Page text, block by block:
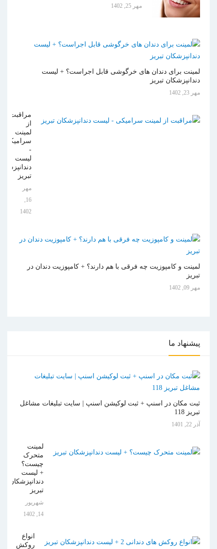
مهر 25, 1402
لمینت برای دندان های خرگوشی قابل اجراست؟ + لیست
دندانپزشکان تبریز
مهر 23, 1402
مراقبت
از
لمینت
سرامیکی
-
لیست
تبریز
مهر
1402
لمینت و کامپوزیت چه فرقی با هم دارند؟ + کامپوزیت دندان در
تبریز
مهر 09, 1402
پیشنهاد ما
ثبت مکان در اسنپ + ثبت لوکیشن اسنپ | سایت تبلیغات مشاغل
تبریز 118
آذر 22, 1401
لمینت
متحرک
چیست؟
+ لیست
دندانپزشکان
تبریز
شهریور
14, 1402
انواع
روکش